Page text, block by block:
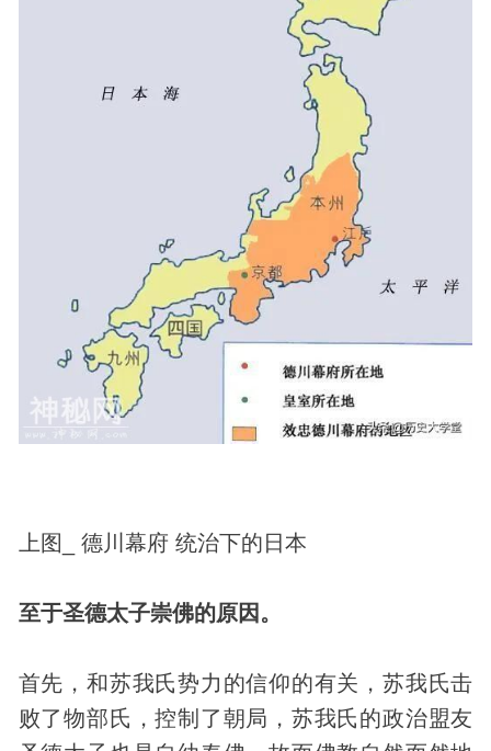
上图_ 德川幕府 统治下的日本
至于圣德太子崇佛的原因。
首先，和苏我氏势力的信仰的有关，苏我氏击
败了物部氏，控制了朝局，苏我氏的政治盟友